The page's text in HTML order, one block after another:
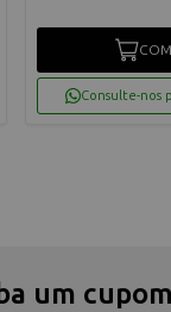
Consulte-nos
um